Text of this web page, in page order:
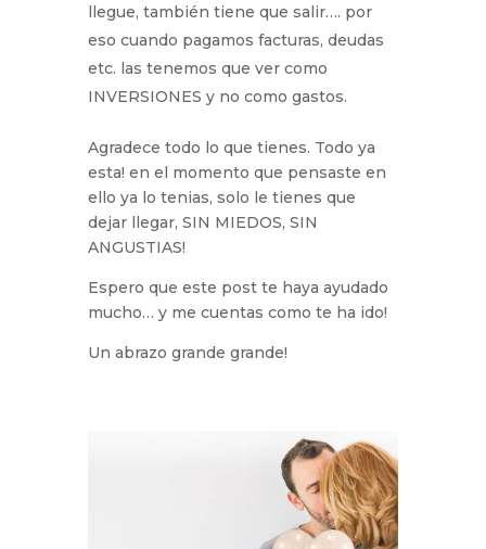
llegue, también tiene que salir…. por
eso cuando pagamos facturas, deudas
etc. las tenemos que ver como
INVERSIONES y no como gastos.
Agradece todo lo que tienes. Todo ya
esta! en el momento que pensaste en
ello ya lo tenias, solo le tienes que
dejar llegar, SIN MIEDOS, SIN
ANGUSTIAS!
Espero que este post te haya ayudado
mucho… y me cuentas como te ha ido!
Un abrazo grande grande!